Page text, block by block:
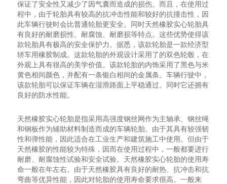
保证了安全性又减少了因气囊而造成的损伤。而且，在使用过
程中，由于轮胎具有较高的抗冲击性能和较好的抗撞击性，因
此车辆行驶时会比普通轮胎更安全。同时天然橡胶实心轮胎具
有良好的耐磨损性、耐腐蚀、耐磨损等特点。这些优势使得该
款轮胎具有极高的安全保护力。据悉，该款轮胎是一款经济型
轿车用橡胶制成。这款轮胎的外观设计采用了的双色轮毂，在
外观上具有很高的美学价值。该款轮胎的内饰采用了黑色与米
黄色相间颜色，并配有一条银白相间的金属条。车辆行驶中，
该款轮胎可以保证车辆在湿滑路面上平稳通过。同时它还拥有
良好的防水性能。
天然橡胶实心轮胎是指采用高强度钢丝网作为主轴承、钢丝绳
和钢板作为辅助材料制造而成的车辆轮胎。由于其具有较强韧
性和弹性能，因此适合在工业生产和建筑施工中使用。但由于
天然橡胶的性能较为特殊，因而在使用过程中，一般都要进行
耐磨、耐腐蚀性试验和安全试验。天然橡胶实心轮胎的使用寿
命一般在年左右。由于天然橡胶具有良好的耐热、抗冲击和抗
弯曲等优异性能，因此对轮胎的使用寿命要求很高。一般来